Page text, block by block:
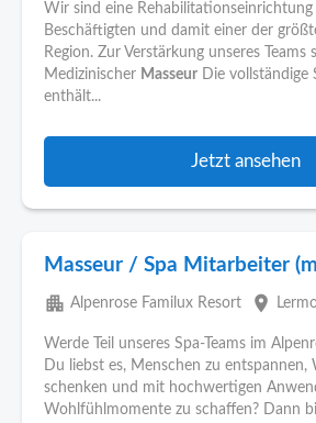
Wir sind eine
Beschäftigten und damit einer der
Region. Zur Verstärkung unseres Teams
Medizinischer Masseur Die vollständige
enthält...
Jetzt ansehen
Masseur / Spa Mitarbeiter
apartment Alpenrose Familux Resort place
Werde Teil unseres Spa-Teams im
Du liebst es, Menschen zu entspannen,
schenken und mit hochwertigen
Wohlfühlmomente zu schaffen? Dann